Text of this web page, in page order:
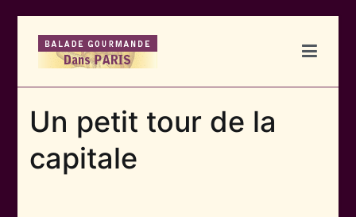
julhesparis.com
Just another seonetworkaccess26 Sites site
Un petit tour de la
capitale